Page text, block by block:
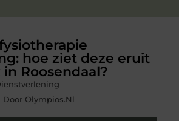
hoe ziet deze eruit
Roosendaal?
Door Olympios.nl